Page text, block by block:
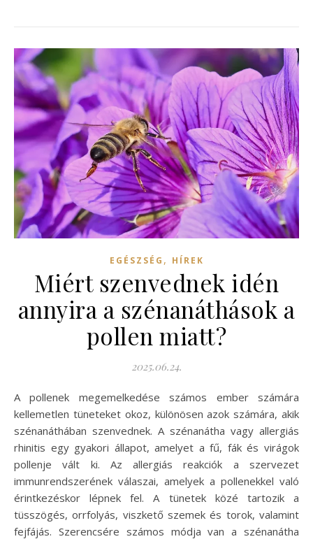
EGÉSZSÉG , HÍREK
Miért szenvednek idén
annyira a szénanáthások a
pollen miatt?
2025.06.24.
A pollenek megemelkedése számos ember számára
kellemetlen tüneteket okoz, különösen azok számára, akik
szénanáthában szenvednek. A szénanátha vagy allergiás
rhinitis egy gyakori állapot, amelyet a fű, fák és virágok
pollenje vált ki. Az allergiás reakciók a szervezet
immunrendszerének válaszai, amelyek a pollenekkel való
érintkezéskor lépnek fel. A tünetek közé tartozik a
tüsszögés, orrfolyás, viszkető szemek és torok, valamint
fejfájás. Szerencsére számos módja van a szénanátha